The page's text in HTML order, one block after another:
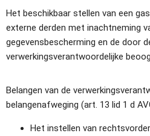
Het beschikbaar stellen van een
externe derden met inachtneming
gegevensbescherming en de door
verwerkingsverantwoordelijke
Belangen van de
belangenafweging (art. 13 lid 1 d
Het instellen van